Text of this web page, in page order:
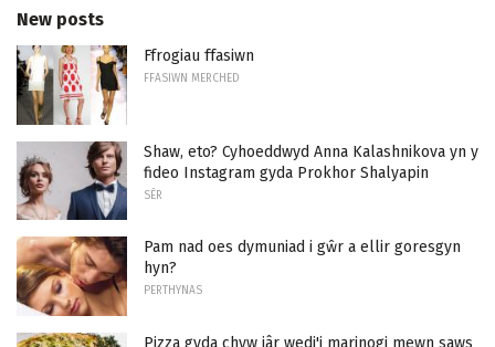
New posts
Ffrogiau ffasiwn
FFASIWN MERCHED
Shaw, eto? Cyhoeddwyd Anna Kalashnikova yn y
fideo Instagram gyda Prokhor Shalyapin
SÊR
Pam nad oes dymuniad i gŵr a ellir goresgyn
hyn?
PERTHYNAS
Pizza gyda chyw iâr wedi'i marinogi mewn saws